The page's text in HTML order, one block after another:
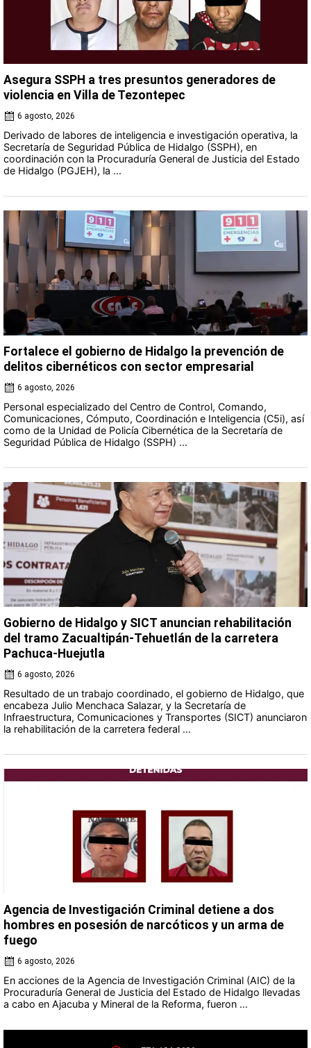
Asegura SSPH a tres presuntos generadores de
violencia en Villa de Tezontepec
6 agosto, 2026
Derivado de labores de inteligencia e investigación operativa, la
Secretaría de Seguridad Pública de Hidalgo (SSPH), en
coordinación con la Procuraduría General de Justicia del Estado
de Hidalgo (PGJEH), la ...
Fortalece el gobierno de Hidalgo la prevención de
delitos cibernéticos con sector empresarial
6 agosto, 2026
Personal especializado del Centro de Control, Comando,
Comunicaciones, Cómputo, Coordinación e Inteligencia (C5i), así
como de la Unidad de Policía Cibernética de la Secretaría de
Seguridad Pública de Hidalgo (SSPH) ...
Gobierno de Hidalgo y SICT anuncian rehabilitación
del tramo Zacualtipán-Tehuetlán de la carretera
Pachuca-Huejutla
6 agosto, 2026
Resultado de un trabajo coordinado, el gobierno de Hidalgo, que
encabeza Julio Menchaca Salazar, y la Secretaría de
Infraestructura, Comunicaciones y Transportes (SICT) anunciaron
la rehabilitación de la carretera federal ...
Agencia de Investigación Criminal detiene a dos
hombres en posesión de narcóticos y un arma de
fuego
6 agosto, 2026
En acciones de la Agencia de Investigación Criminal (AIC) de la
Procuraduría General de Justicia del Estado de Hidalgo llevadas
a cabo en Ajacuba y Mineral de la Reforma, fueron ...